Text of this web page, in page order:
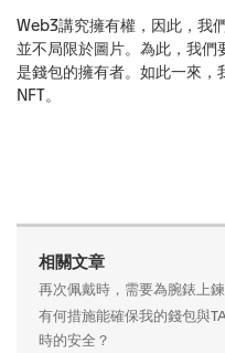
Web3講究擁有權，因此，我
並不局限於圖片。為此，我們
是錢包的擁有者。如此一來，
NFT。
相關文章
再次佩戴時，需要為腕錶上鍊
有何措施能確保我的錢包與
時的安全？